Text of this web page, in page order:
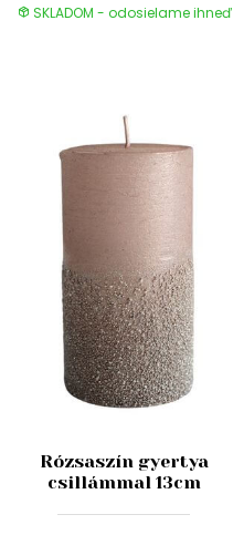
SKLADOM - odosielame ihneď
Rózsaszín gyertya
csillámmal 13cm